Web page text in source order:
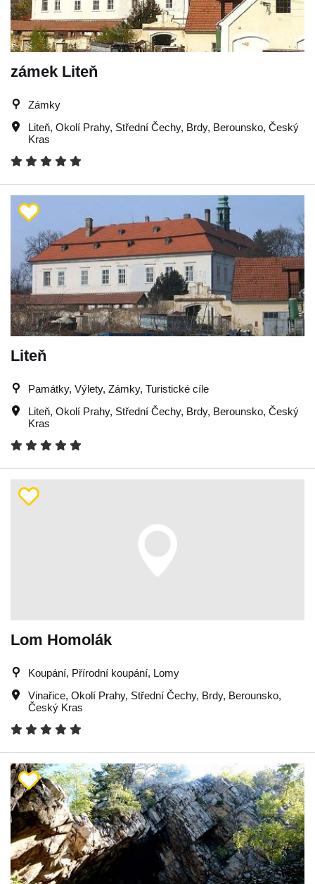
zámek Liteň
Zámky
Liteň, Okolí Prahy, Střední Čechy, Brdy, Berounsko, Český
Kras
Liteň
Památky, Výlety, Zámky, Turistické cíle
Liteň, Okolí Prahy, Střední Čechy, Brdy, Berounsko, Český
Kras
Lom Homolák
Koupání, Přírodní koupání, Lomy
Vinařice, Okolí Prahy, Střední Čechy, Brdy, Berounsko,
Český Kras